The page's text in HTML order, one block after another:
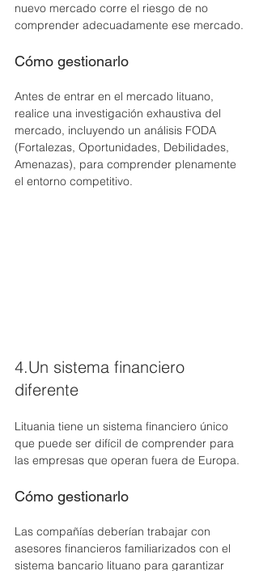
nuevo mercado corre el riesgo de no
comprender adecuadamente ese mercado.
Cómo gestionarlo
Antes de entrar en el mercado lituano,
realice una investigación exhaustiva del
mercado, incluyendo un análisis FODA
(Fortalezas, Oportunidades, Debilidades,
Amenazas), para comprender plenamente
el entorno competitivo.
4.Un sistema financiero
diferente
Lituania tiene un sistema financiero único
que puede ser difícil de comprender para
las empresas que operan fuera de Europa.
Cómo gestionarlo
Las compañías deberían trabajar con
asesores financieros familiarizados con el
sistema bancario lituano para garantizar